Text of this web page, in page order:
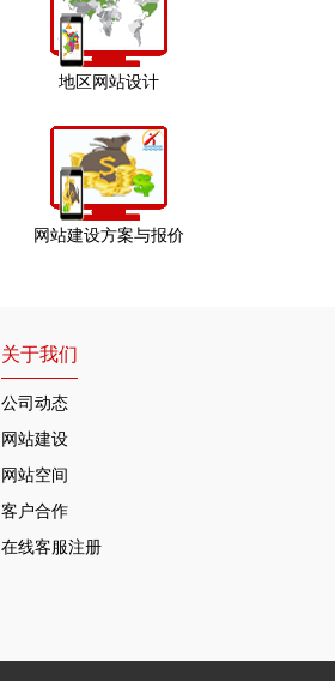
地区网站设计
网站建设方案与报价
关于我们
公司动态
网站建设
网站空间
客户合作
在线客服注册